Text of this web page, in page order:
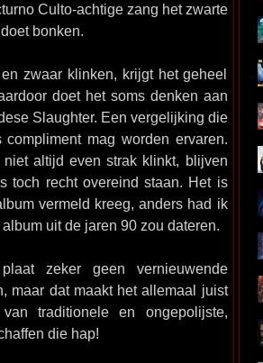
Culto-achtige zang het zwarte
bonken.
zwaar klinken, krijgt het geheel
doet het soms denken aan
Slaughter. Een vergelijking die
mag worden ervaren.
altijd even strak klinkt, blijven
toch recht overeind staan. Het is
vermeld kreeg, anders had ik
uit de jaren 90 zou dateren.
zeker geen vernieuwende
maar dat maakt het allemaal juist
traditionele en ongepolijste,
die hap!